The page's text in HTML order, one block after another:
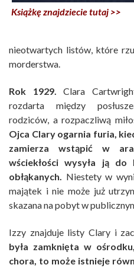
Książkę znajdziecie tutaj >>
nieotwartych listów, które
morderstwa.
Rok 1929. Clara
rozdarta między
rodziców, a rozpaczliwą
Ojca Clary ogarnia furia,
zamierza wstąpić w
wściekłości wysyła ją
obłąkanych. Niestety w
majątek i nie może już
skazana na pobyt w
Izzy znajduje listy Clary i
była zamknięta w
chora, to może istnieje